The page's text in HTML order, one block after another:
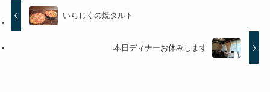
いちじくの焼タルト
本日ディナーお休みします